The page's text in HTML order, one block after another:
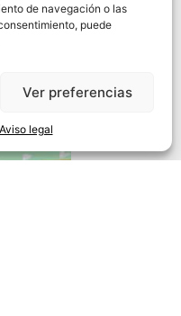
de navegación o las
puede
Ver preferencias
legal